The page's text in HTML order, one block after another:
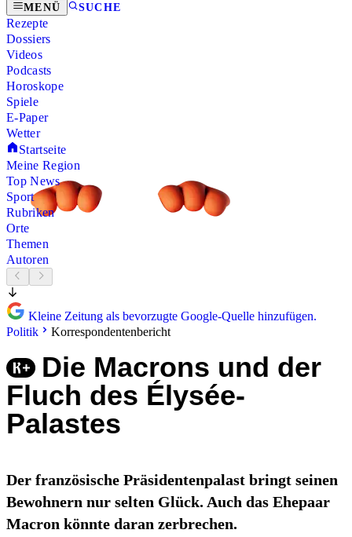
MENÜ SUCHE
Rezepte
Dossiers
Videos
Podcasts
Horoskope
Spiele
E-Paper
Wetter
Startseite
Meine Region
Top News
Sport
Rubriken
Orte
Themen
Autoren
Kleine Zeitung als bevorzugte Google-Quelle hinzufügen.
Politik
Korrespondentenbericht
Die Macrons und der
Fluch des Élysée-
Palastes
Der französische Präsidentenpalast bringt seinen
Bewohnern nur selten Glück. Auch das Ehepaar
Macron könnte daran zerbrechen.